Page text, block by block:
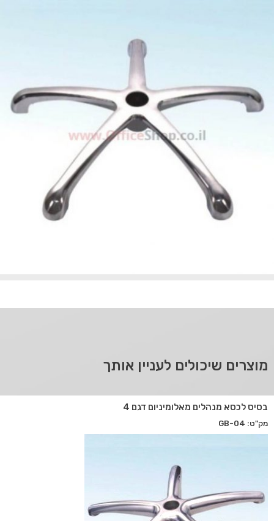
מוצרים שיכולים לעניין אותך
בסיס לכסא מנהלים מאלומיניום דגם 4
מק"ט: GB-04